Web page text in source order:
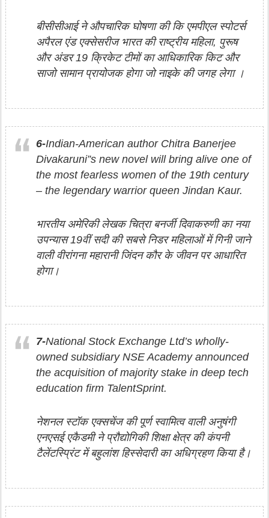
बीसीसीआई ने औपचारिक घोषणा की कि एमपीएल स्पोटर्स
अपैरल एंड एक्सेसरीज भारत की राष्ट्रीय महिला, पुरूष
और अंडर 19 क्रिकेट टीमों का आधिकारिक किट और
साजो सामान प्रायोजक होगा जो नाइके की जगह लेगा ।
6-Indian-American author Chitra Banerjee
Divakaruni”s new novel will bring alive one of
the most fearless women of the 19th century
– the legendary warrior queen Jindan Kaur.
भारतीय अमेरिकी लेखक चित्रा बनर्जी दिवाकरुणी का नया
उपन्यास 19वीं सदी की सबसे निडर महिलाओं में गिनी जाने
वाली वीरांगना महारानी जिंदन कौर के जीवन पर आधारित
होगा।
7-National Stock Exchange Ltd’s wholly-
owned subsidiary NSE Academy announced
the acquisition of majority stake in deep tech
education firm TalentSprint.
नेशनल स्टॉक एक्सचेंज की पूर्ण स्वामित्व वाली अनुषंगी
एनएसई एकैडमी ने प्रौद्योगिकी शिक्षा क्षेत्र की कंपनी
टैलेंटस्प्रिंट में बहुलांश हिस्सेदारी का अधिग्रहण किया है।